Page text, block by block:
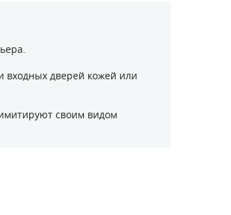
входных дверей кожей или
своим видом